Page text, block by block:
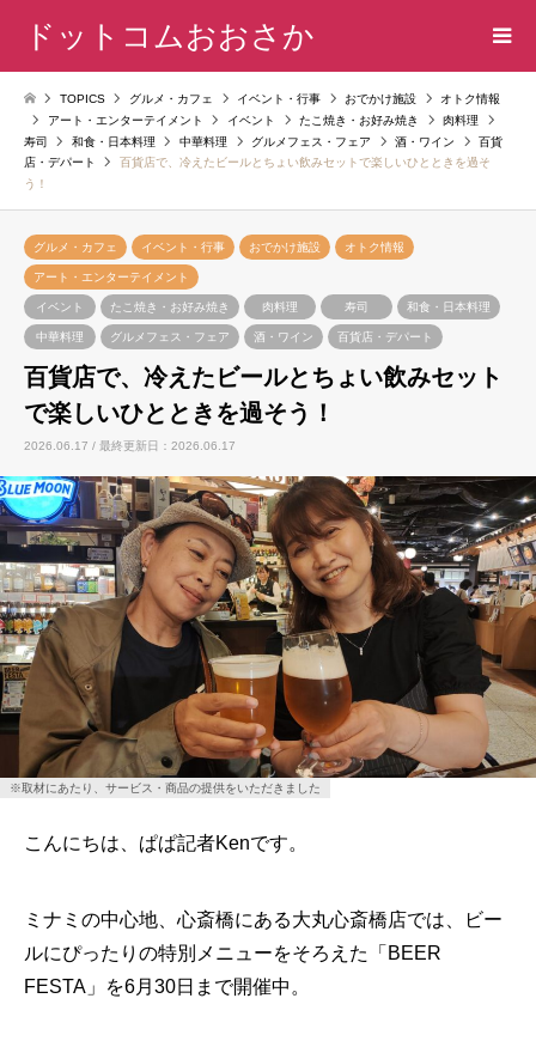
ドットコムおおさか
TOPICS グルメ・カフェ イベント・行事 おでかけ施設
オトク情報
アート・エンターテイメント
イベント たこ焼き・お好み焼き
肉料理
寿司
和食・日本料理 中華料理 グルメフェス・フェア 酒・ワイン
百貨
店・デパート
百貨店で、冷えたビールとちょい飲みセットで楽しいひとときを過そ
う！
グルメ・カフェ イベント・行事 おでかけ施設 オトク情報
アート・エンターテイメント
イベント たこ焼き・お好み焼き 肉料理 寿司 和食・日本料理
中華料理 グルメフェス・フェア 酒・ワイン 百貨店・デパート
百貨店で、冷えたビールとちょい飲みセット
で楽しいひとときを過そう！
2026.06.17 / 最終更新日：2026.06.17
※取材にあたり、サービス・商品の提供をいただきました
こんにちは、ぱぱ記者Kenです。
ミナミの中心地、心斎橋にある大丸心斎橋店では、ビー
ルにぴったりの特別メニューをそろえた「BEER
FESTA」を6月30日まで開催中。